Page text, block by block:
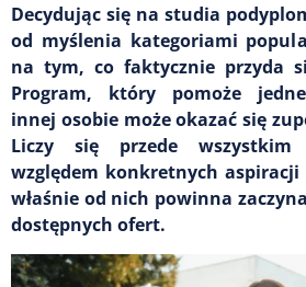
Decydując się na studia
od myślenia kategoriami
na tym, co faktycznie przyda
Program, który pomoże
innej osobie może okazać się
Liczy się przede
względem konkretnych
właśnie od nich powinna
dostępnych ofert.